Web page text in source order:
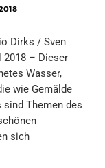
Dirks / Sven
2018 – Dieser
Wasser,
wie Gemälde
Themen des
sich